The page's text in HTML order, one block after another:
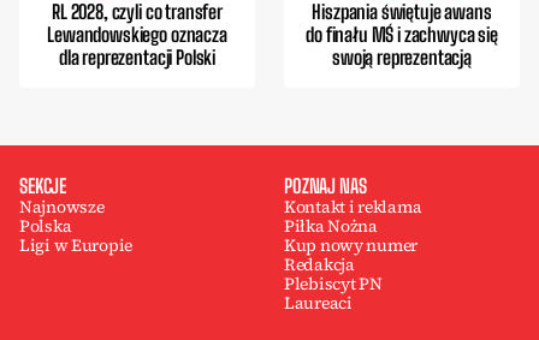
RL 2028, czyli co transfer
Lewandowskiego oznacza
dla reprezentacji Polski
Hiszpania świętuje awans
do finału MŚ i zachwyca się
swoją reprezentacją
SEKCJE
Najnowsze
Polska
Ligi w Europie
POZNAJ NAS
Kontakt i reklama
Piłka Nożna
Kup nowy numer
Redakcja
Plebiscyt PN
Laureaci